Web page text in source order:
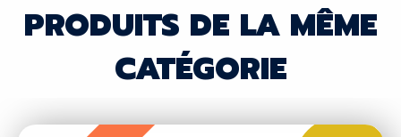
PRODUITS DE LA MÊME
CATÉGORIE